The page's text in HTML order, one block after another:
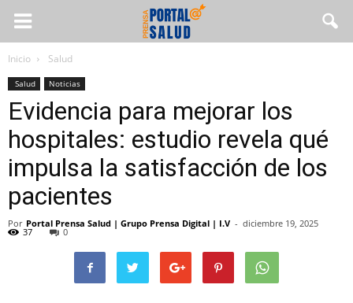
Inicio Salud
Salud Noticias
Evidencia para mejorar los
hospitales: estudio revela qué
impulsa la satisfacción de los
pacientes
Por Portal Prensa Salud | Grupo Prensa Digital | I.V - diciembre 19, 2025
37 0